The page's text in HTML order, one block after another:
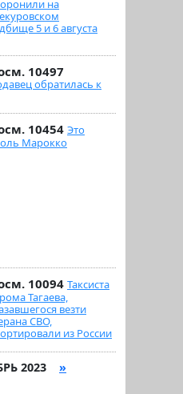
на
5 и 6 августа
10497
обратилась к
10454 Это
Марокко
10094 Таксиста
Тагаева,
везти
СВО,
из России
2023 »